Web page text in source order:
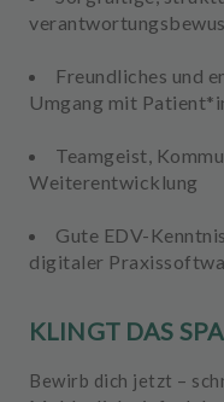
Freundliches und
Umgang mit
Teamgeist,
Weiterentwicklung
Gute EDV-
digitaler
KLINGT DAS
Bewirb dich jetzt –